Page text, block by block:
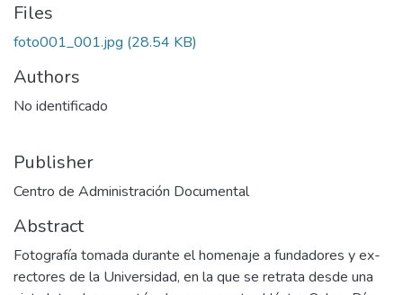
Files
foto001_001.jpg (28.54 KB)
Authors
No identificado
Publisher
Centro de Administración Documental
Abstract
Fotografía tomada durante el homenaje a fundadores y ex-
rectores de la Universidad, en la que se retrata desde una